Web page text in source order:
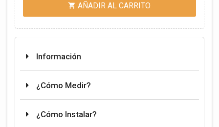
 AÑADIR AL CARRITO
Información
¿Cómo Medir?
¿Cómo Instalar?